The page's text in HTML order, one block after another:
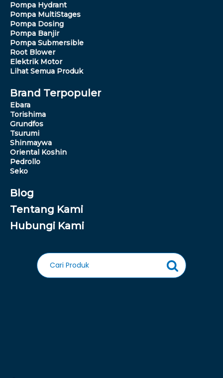
Pompa Hydrant
Pompa MultiStages
Pompa Dosing
Pompa Banjir
Pompa Submersible
Root Blower
Elektrik Motor
Lihat Semua Produk
Brand Terpopuler
Ebara
Torishima
Grundfos
Tsurumi
Shinmaywa
Oriental Koshin
Pedrollo
Seko
Blog
Tentang Kami
Hubungi Kami